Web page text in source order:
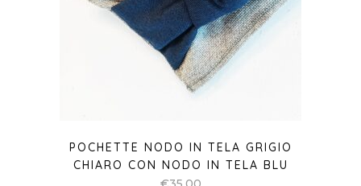
POCHETTE NODO IN TELA GRIGIO
CHIARO CON NODO IN TELA BLU